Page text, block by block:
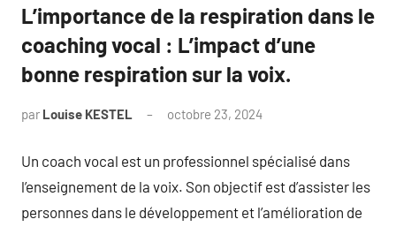
L’importance de la respiration dans le
coaching vocal : L’impact d’une
bonne respiration sur la voix.
par Louise KESTEL octobre 23, 2024
Un coach vocal est un professionnel spécialisé dans
l’enseignement de la voix. Son objectif est d’assister les
personnes dans le développement et l’amélioration de